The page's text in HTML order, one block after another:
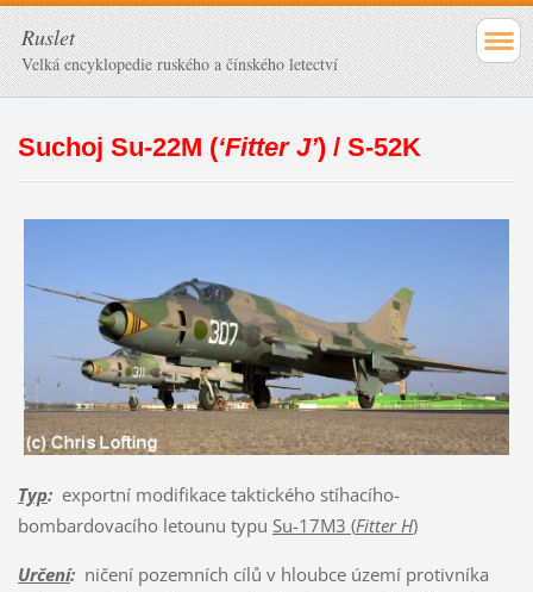
Ruslet
Velká encyklopedie ruského a čínského letectví
Suchoj Su-22M (‘Fitter J’) / S-52K
Typ:exportní modifikace taktického stíhacího-
bombardovacího letounu typu Su-17M3 (Fitter H)
Určení:ničení pozemních cílů v hloubce území protivníka